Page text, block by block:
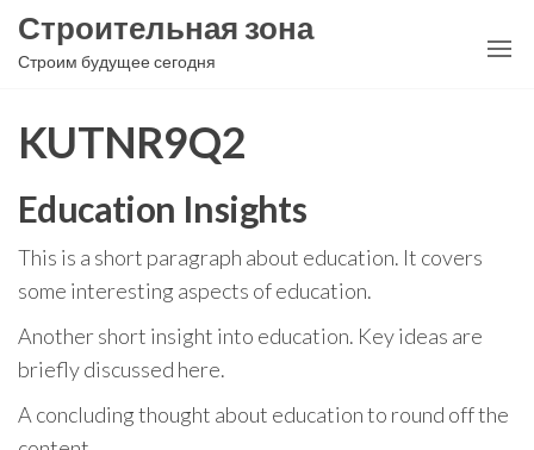
Перейти
Строительная зона
Строим будущее сегодня
KUTNR9Q2
Education Insights
This is a short paragraph about education. It covers
some interesting aspects of education.
Another short insight into education. Key ideas are
briefly discussed here.
A concluding thought about education to round off the